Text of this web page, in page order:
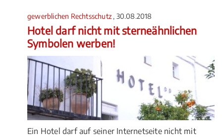
gewerblichen Rechtsschutz , 30.08.2018
Hotel darf nicht mit sterneähnlichen
Symbolen werben!
Ein Hotel darf auf seiner Internetseite nicht mit